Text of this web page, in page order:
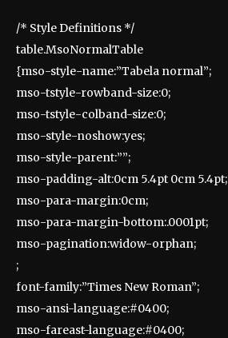
/* Style Definitions */
table.MsoNormalTable
{mso-style-name:”Tabela normal”;
mso-tstyle-rowband-size:0;
mso-tstyle-colband-size:0;
mso-style-noshow:yes;
mso-style-parent:””;
mso-padding-alt:0cm 5.4pt 0cm 5.4pt;
mso-para-margin:0cm;
mso-para-margin-bottom:.0001pt;
mso-pagination:widow-orphan;
;
font-family:”Times New Roman”;
mso-ansi-language:#0400;
mso-fareast-language:#0400;